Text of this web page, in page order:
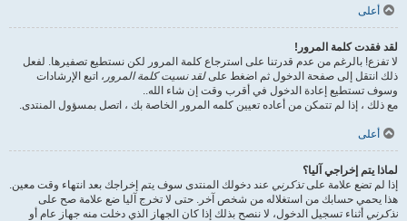
أعلى
لقد فقدت كلمة المرور!
لا تفزع! بالرغم من عدم قدرتنا على استرجاع كلمة المرور لكن نستطيع تصفيرها. لفعل
ذلك انتقل إلى صفحة الدخول ثم اضغط علىلقد نسيت كلمة المرور ، اتبع الإرشادات
وسوف تستطيع إعادة الدخول في أقرب وقت إن شاء الله..
مع ذلك ، إذا لم تتمكن من أعاده تعيين كلمه المرور الخاصة بك ، اتصل بمسؤول المنتدى.
أعلى
لماذا يتم إخراجي آليا؟
إذا لم تضع علامة علىتذكرني عند دخولك المنتدى سوف يتم إخراجك بعد انتهاء وقت معين.
هذا يحمي حسابك من استغلاله من شخص آخر. حتى لا تخرج آليا ضع علامة صح على
تذكرني أثناء تسجيل الدخول، لا ننصح بذلك إذا كان الجهاز الذي دخلت منه جهاز عام أو